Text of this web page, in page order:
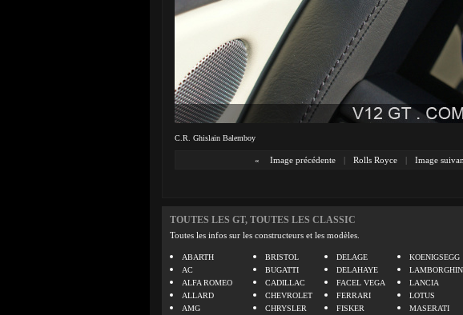
C.R. Ghislain Balemboy
« Image précédente | Rolls Royce | Image
TOUTES LES GT, TOUTES LES CLASSIC
Toutes les infos sur les constructeurs et les modèles.
ABARTH
AC
ALFA ROMEO
ALLARD
AMG
BRISTOL
BUGATTI
CADILLAC
CHEVROLET
CHRYSLER
DELAGE
DELAHAYE
FACEL VEGA
FERRARI
FISKER
KOENIGSEGG
LANCIA
LOTUS
MASERATI